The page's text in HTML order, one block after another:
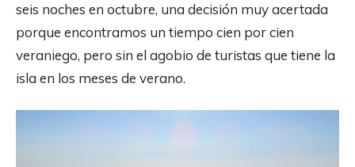
seis noches en octubre, una decisión muy acertada
porque encontramos un tiempo cien por cien
veraniego, pero sin el agobio de turistas que tiene la
isla en los meses de verano.